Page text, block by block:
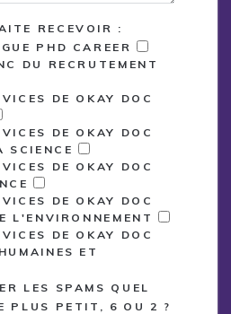
RECEVOIR :
PHD CAREER
DU RECRUTEMENT
DE OKAY DOC
DE OKAY DOC
SCIENCE
DE OKAY DOC
DE OKAY DOC
L'ENVIRONNEMENT
DE OKAY DOC
ET
LES SPAMS QUEL
PLUS PETIT, 6 OU 2 ?